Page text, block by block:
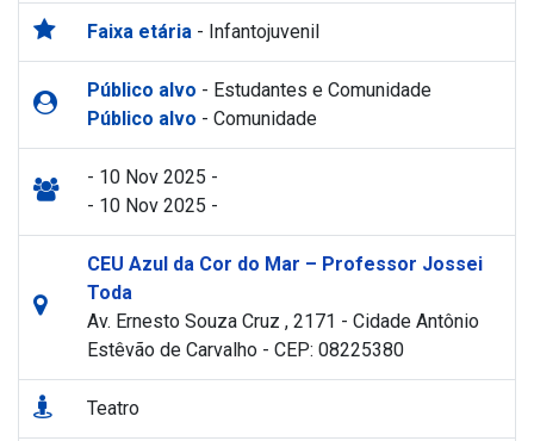
Faixa etária - Infantojuvenil
Público alvo - Estudantes e Comunidade
Público alvo - Comunidade
- 10 Nov 2025 -
- 10 Nov 2025 -
CEU Azul da Cor do Mar – Professor Jossei
Toda
Av. Ernesto Souza Cruz , 2171 - Cidade Antônio
Estêvão de Carvalho - CEP: 08225380
Teatro